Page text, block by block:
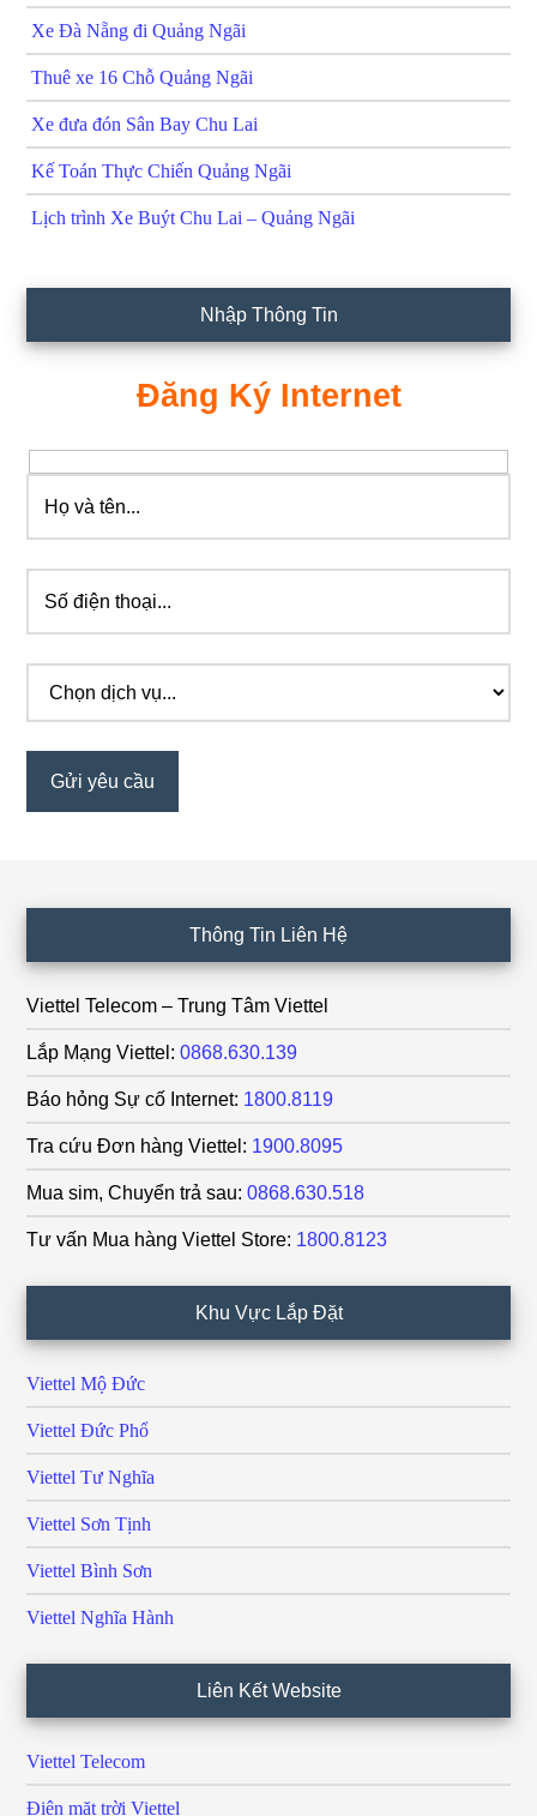
Xe Đà Nẵng đi Quảng Ngãi
Thuê xe 16 Chỗ Quảng Ngãi
Xe đưa đón Sân Bay Chu Lai
Kế Toán Thực Chiến Quảng Ngãi
Lịch trình Xe Buýt Chu Lai – Quảng Ngãi
Nhập Thông Tin
Đăng Ký Internet
Thông Tin Liên Hệ
Viettel Telecom – Trung Tâm Viettel
Lắp Mạng Viettel: 0868.630.139
Báo hỏng Sự cố Internet: 1800.8119
Tra cứu Đơn hàng Viettel: 1900.8095
Mua sim, Chuyển trả sau: 0868.630.518
Tư vấn Mua hàng Viettel Store: 1800.8123
Khu Vực Lắp Đặt
Viettel Mộ Đức
Viettel Đức Phổ
Viettel Tư Nghĩa
Viettel Sơn Tịnh
Viettel Bình Sơn
Viettel Nghĩa Hành
Liên Kết Website
Viettel Telecom
Điện mặt trời Viettel